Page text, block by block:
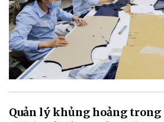
Quản lý khủng hoảng